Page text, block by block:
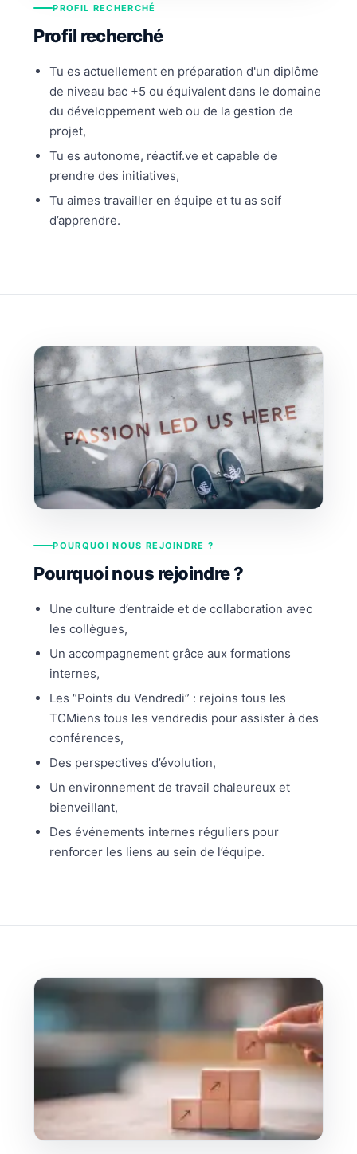
PROFIL RECHERCHÉ
Profil recherché
Tu es actuellement en préparation d'un diplôme
de niveau bac +5 ou équivalent dans le domaine
du développement web ou de la gestion de
projet,
Tu es autonome, réactif.ve et capable de
prendre des initiatives,
Tu aimes travailler en équipe et tu as soif
d’apprendre.
POURQUOI NOUS REJOINDRE ?
Pourquoi nous rejoindre ?
Une culture d’entraide et de collaboration avec
les collègues,
Un accompagnement grâce aux formations
internes,
Les “Points du Vendredi” : rejoins tous les
TCMiens tous les vendredis pour assister à des
conférences,
Des perspectives d’évolution,
Un environnement de travail chaleureux et
bienveillant,
Des événements internes réguliers pour
renforcer les liens au sein de l’équipe.